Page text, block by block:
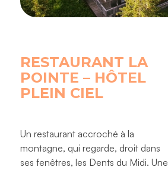
RESTAURANT LA
POINTE – HÔTEL
PLEIN CIEL
Un restaurant accroché à la
montagne, qui regarde, droit dans
ses fenêtres, les Dents du Midi. Une